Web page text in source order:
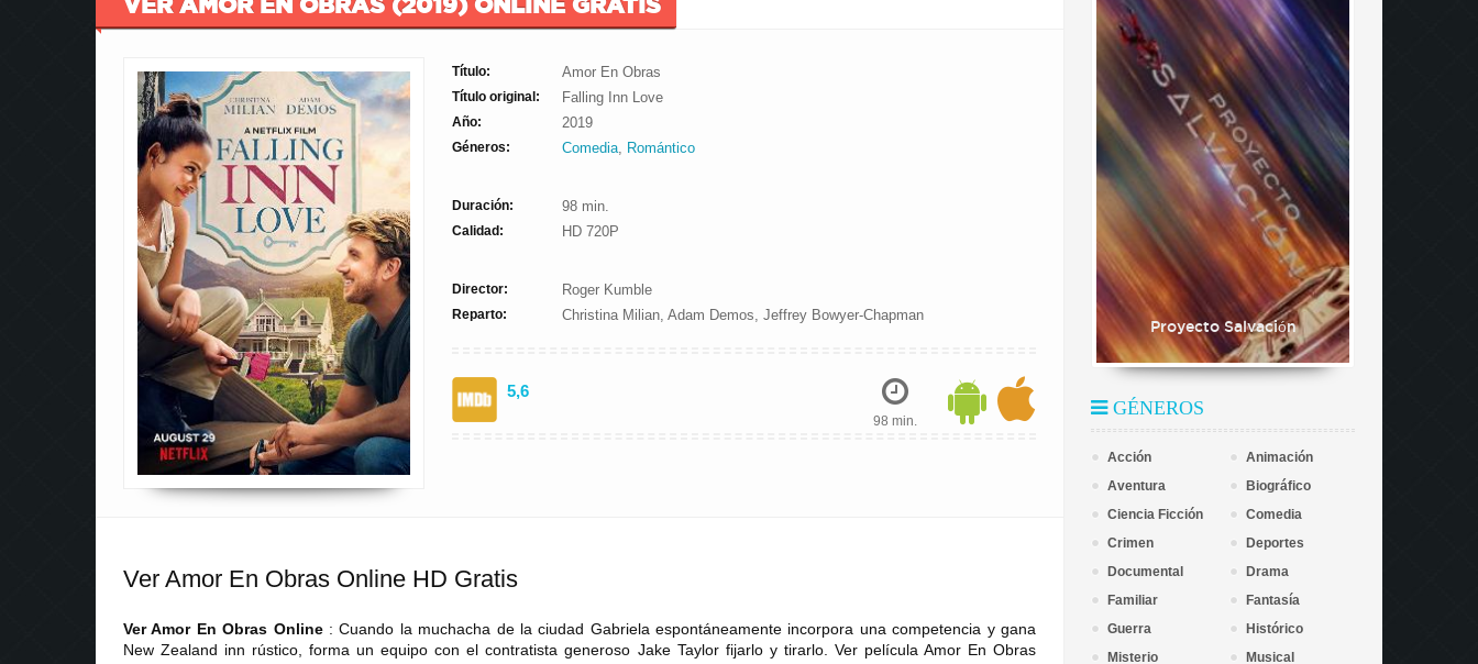
Título: Amor En Obras
Título original: Falling Inn Love
Año: 2019
Géneros: Comedia, Romántico
Duración: 98 min.
Calidad: HD 720P
Director: Roger Kumble
Reparto: Christina Milian, Adam Demos, Jeffrey Bowyer-Chapman
5,6
98 min.
Ver Amor En Obras Online HD Gratis
Ver Amor En Obras Online : Cuando la muchacha de la ciudad Gabriela espontáneamente incorpora una competencia y gana
New Zealand inn rústico, forma un equipo con el contratista generoso Jake Taylor fijarlo y tirarlo. Ver película Amor En Obras
Proyecto Salvación
GÉNEROS
Acción
Animación
Aventura
Biográfico
Ciencia Ficción
Comedia
Crimen
Deportes
Documental
Drama
Familiar
Fantasía
Guerra
Histórico
Misterio
Musical